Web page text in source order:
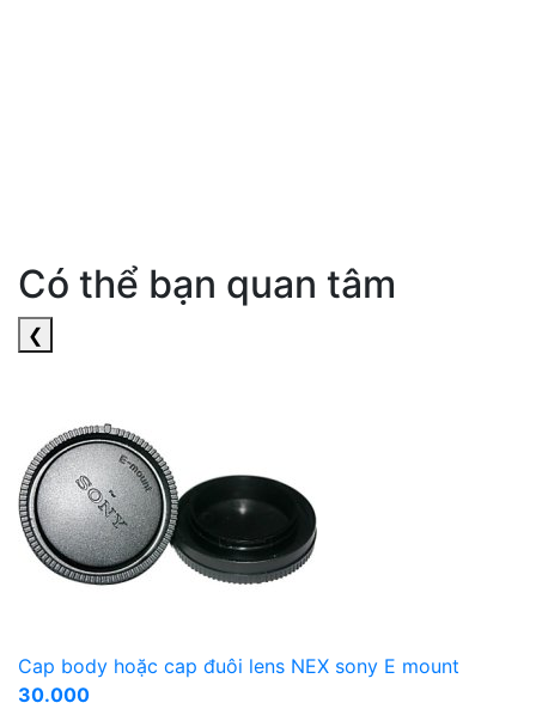
Có thể bạn quan tâm
❮
Cap body hoặc cap đuôi lens NEX sony E mount
30.000